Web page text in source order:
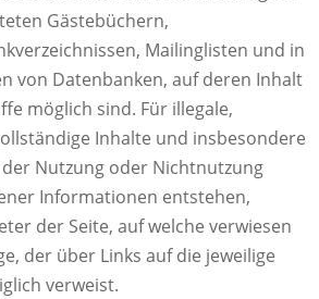
Gästebüchern,
Mailinglisten und in
von Datenbanken, auf deren Inhalt
möglich sind. Für illegale,
Inhalte und insbesondere
Nutzung oder Nichtnutzung
Informationen entstehen,
der Seite, auf welche verwiesen
der über Links auf die jeweilige
verweist.